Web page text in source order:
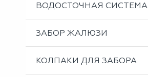
ВОДОСТОЧНАЯ СИСТЕМА
ЗАБОР ЖАЛЮЗИ
КОЛПАКИ ДЛЯ ЗАБОРА